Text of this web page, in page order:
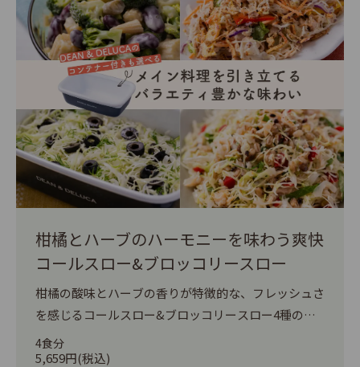
柑橘とハーブのハーモニーを味わう爽快
コールスロー&ブロッコリースロー
柑橘の酸味とハーブの香りが特徴的な、フレッシュさ
を感じるコールスロー&ブロッコリースロー4種のセ
ットです。 DEAN ＆ DELUCAのスタイリッシュなコ
ンテナーの中で食材を混ぜて、そのまま食卓に出せ
4食分
5,659円(税込)